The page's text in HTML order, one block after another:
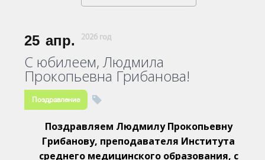
25 апр. 2026 год
С юбилеем, Людмила
Прокопьевна Грибанова!
Поздравление
Поздравляем Людмилу Прокопьевну
Грибанову, преподавателя Института
среднего медицинского образования, с